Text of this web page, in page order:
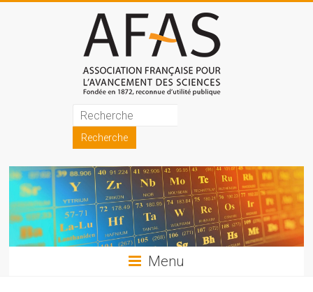
Association
française
pour
l'avancement
des
sciences
Menu